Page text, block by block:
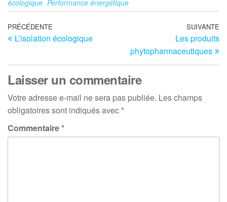
écologique Performance énergétique
Navigation
de
l’article
Article
précédent
PRÉCÉDENTE
L’isolation écologique
SUIVANTE
Les produits
phytopharmaceutiques
Laisser un commentaire
Votre adresse e-mail ne sera pas publiée. Les champs
obligatoires sont indiqués avec *
Commentaire*